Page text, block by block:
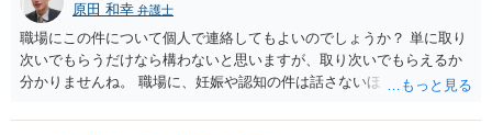
原田 和幸 弁護士
職場にこの件について個人で連絡してもよいのでしょうか？ 単に取り
次いでもらうだけなら構わないと思いますが、取り次いでもらえるか
分かりませんね。 職場に、妊娠や認知の件は話さないほうがよいと思
難しいと思われれば、弁護士に入ってもらうことも検討されてくださ